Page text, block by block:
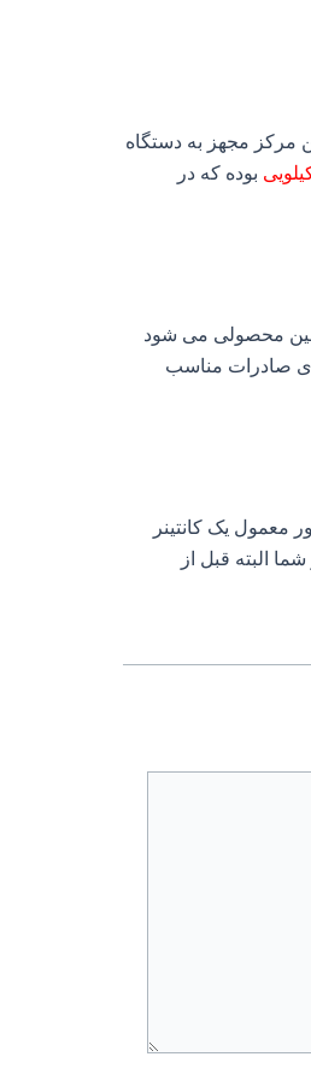
مرکز مجهز به دستگاه
بوده که در
محصولی می شود
صادرات مناسب
معمول یک کانتینر
البته قبل از